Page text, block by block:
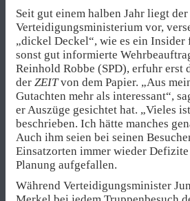
Seit gut einem halben Jahr liegt
Verteidigungsministerium vor,
„dickel Deckel“, wie es ein
sonst gut informierte
Reinhold Robbe (SPD), erfuhr erst
der ZEITvon dem Papier. „Aus
Gutachten mehr als interessant“,
er Auszüge gesichtet hat. „Vieles
beschrieben. Ich hätte manches
Auch ihm seien bei seinen
Einsatzorten immer wieder
Planung aufgefallen.
Während Verteidigungsminister